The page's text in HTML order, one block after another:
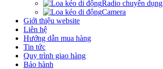
Radio chuyên dụng
Camera
Giới thiệu website
Liên hệ
Hướng dẫn mua hàng
Tin tức
Quy trình giao hàng
Bảo hành